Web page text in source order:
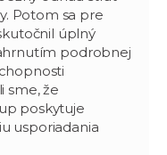
Potom sa pre
úplný
podrobnej
sme, že
poskytuje
usporiadania